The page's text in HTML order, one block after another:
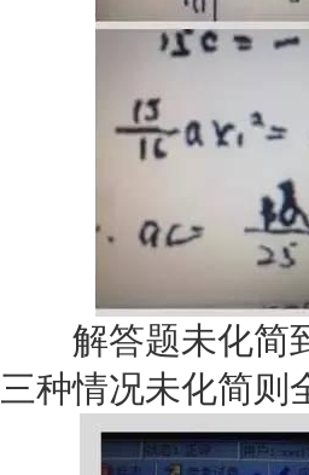
解答题未化简到
三种情况未化简则